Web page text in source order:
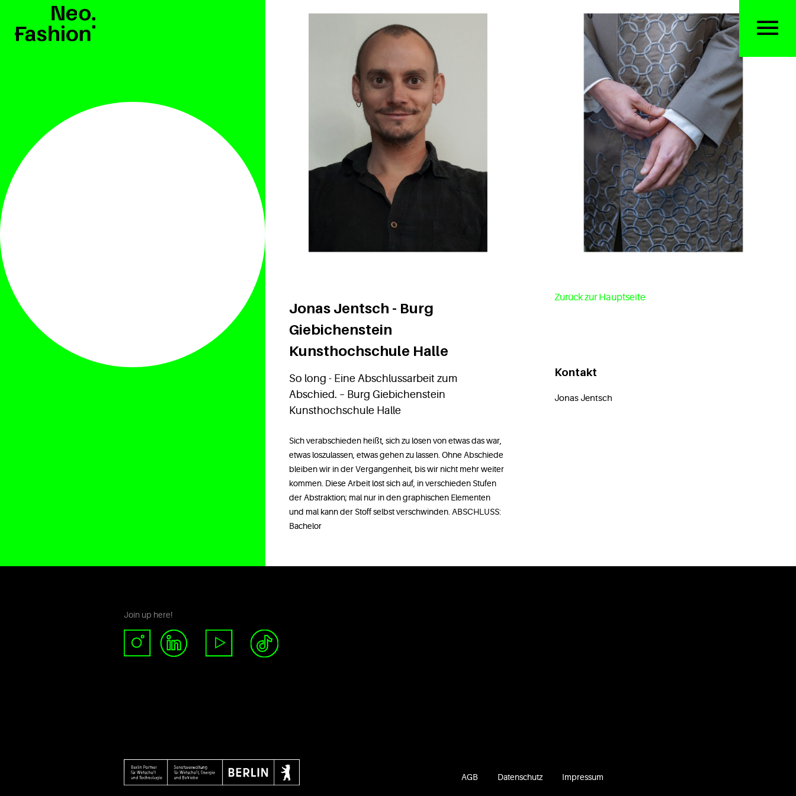
Jonas Jentsch - Burg
Giebichenstein
Kunsthochschule Halle
So long - Eine Abschlussarbeit zum
Abschied. – Burg Giebichenstein
Kunsthochschule Halle
Sich verabschieden heißt, sich zu lösen von etwas das war,
etwas loszulassen, etwas gehen zu lassen. Ohne Abschiede
bleiben wir in der Vergangenheit, bis wir nicht mehr weiter
kommen. Diese Arbeit löst sich auf, in verschieden Stufen
der Abstraktion; mal nur in den graphischen Elementen
und mal kann der Stoff selbst verschwinden. ABSCHLUSS:
Bachelor
Zurück zur Hauptseite
Kontakt
Jonas Jentsch
Join up here!
AGB Datenschutz Impressum